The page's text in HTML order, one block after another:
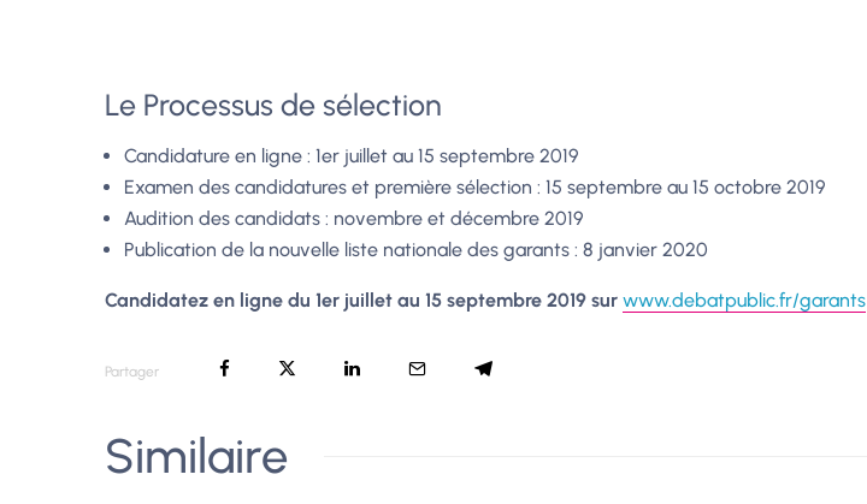
Le Processus de sélection
Candidature en ligne : 1er juillet au 15 septembre 2019
Examen des candidatures et première sélection : 15 septembre au 15 octobre 2019
Audition des candidats : novembre et décembre 2019
Publication de la nouvelle liste nationale des garants : 8 janvier 2020
Candidatez en ligne du 1er juillet au 15 septembre 2019 sur www.debatpublic.fr/garants
Partager
Similaire